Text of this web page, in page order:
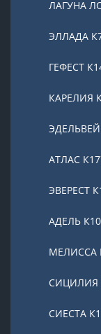
ЛАГУНА
ЭЛЛАДА
ГЕФЕСТ
КАРЕЛИЯ
АТЛАС
ЭВЕРЕСТ
АДЕЛЬ
МЕЛИССА
СИЦИЛИЯ
СИЕСТА